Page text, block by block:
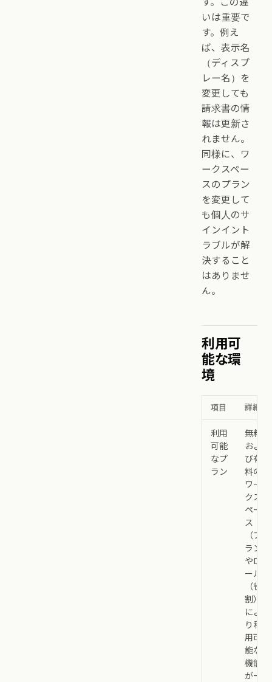
いは重要で
す。例え
ば、表示名
（ディスプ
レー名）を
変更しても
請求書の情
報は更新さ
れません。
同様に、ワ
ークスペー
スのプラン
を変更して
も個人のサ
インイント
ラブルが解
決すること
はありませ
ん。
利用可
能な環
境
項目 詳細
利用
可能
なプ
ラン
無料
およ
び有
料の
ワー
クス
ペー
ス
（プ
ラン
やロ
ール
（役
割）
によ
り利
用可
能な
機能
が一